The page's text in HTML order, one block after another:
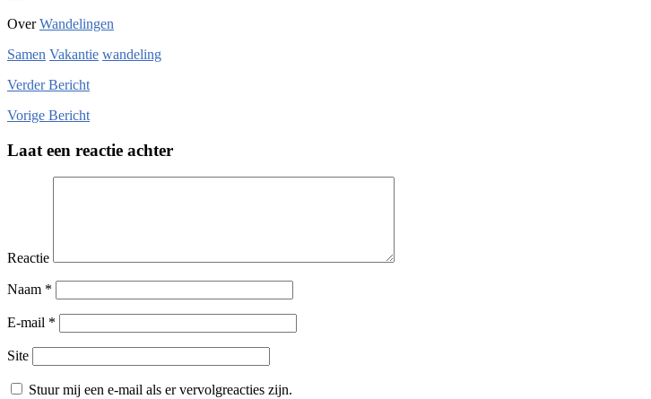
OverWandelingen
Samen Vakantie wandeling
VerderBericht
Vorige Bericht
Laat een reactie achter
Reactie
Naam *
E-mail *
Site
Stuur mij een e-mail als er vervolgreacties zijn.